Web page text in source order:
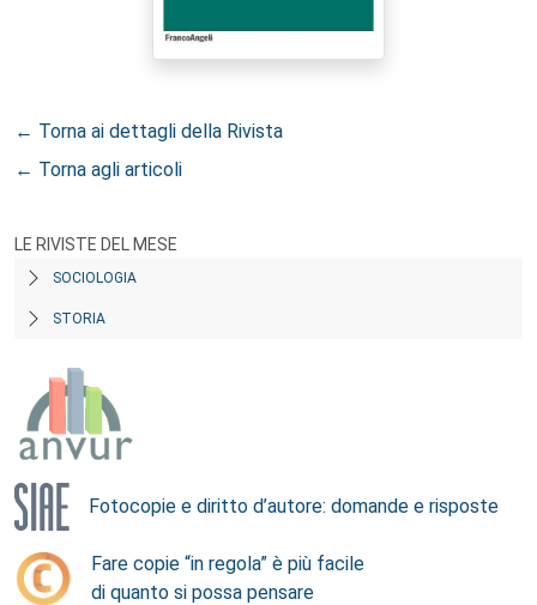
← Torna ai dettagli della Rivista
← Torna agli articoli
LE RIVISTE DEL MESE
SOCIOLOGIA
STORIA
Fotocopie e diritto d’autore: domande e risposte
Fare copie “in regola” è più facile
di quanto si possa pensare